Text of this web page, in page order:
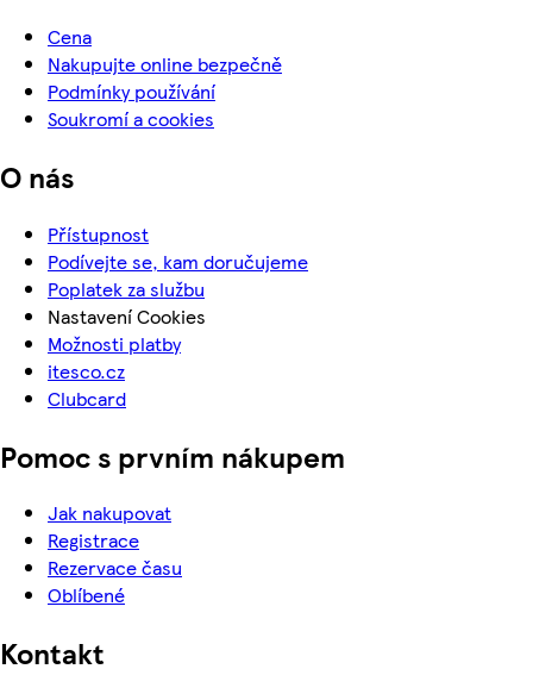
Cena
Nakupujte online bezpečně
Podmínky používání
Soukromí a cookies
O nás
Přístupnost
Podívejte se, kam doručujeme
Poplatek za službu
Nastavení Cookies
Možnosti platby
itesco.cz
Clubcard
Pomoc s prvním nákupem
Jak nakupovat
Registrace
Rezervace času
Oblíbené
Kontakt